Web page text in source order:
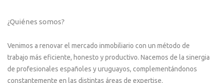
¿Quiénes somos?
Venimos a renovar el mercado inmobiliario con un método de
trabajo más eficiente, honesto y productivo. Nacemos de la sinergia
de profesionales españoles y uruguayos, complementándonos
constantemente en las distintas áreas de expertise.